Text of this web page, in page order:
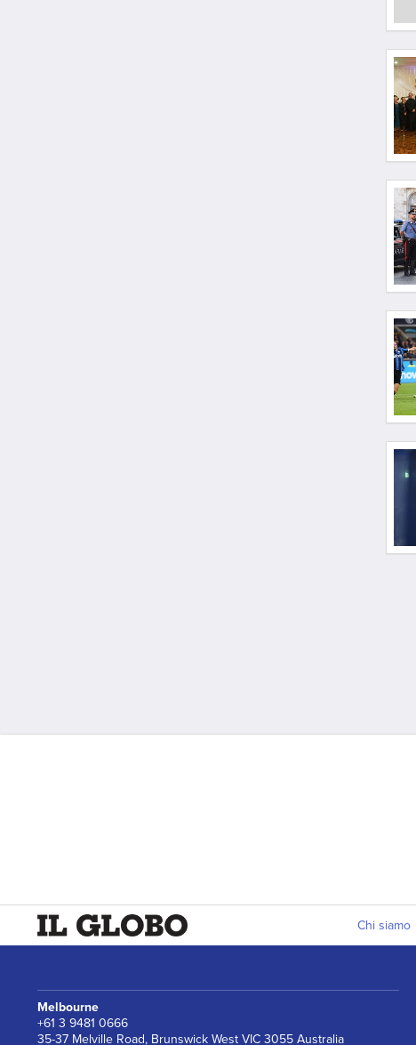
Chi siamo
Melbourne
+61 3 9481 0666
35-37 Melville Road, Brunswick West VIC 3055 Australia